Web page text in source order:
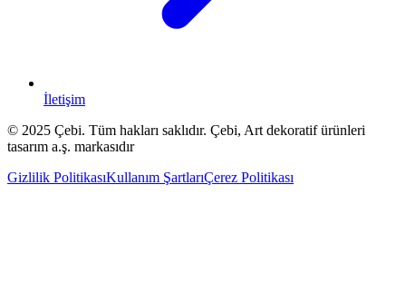
İletişim
© 2025 Çebi. Tüm hakları saklıdır. Çebi, Art dekoratif ürünleri
tasarım a.ş. markasıdır
Gizlilik PolitikasıKullanım ŞartlarıÇerez Politikası